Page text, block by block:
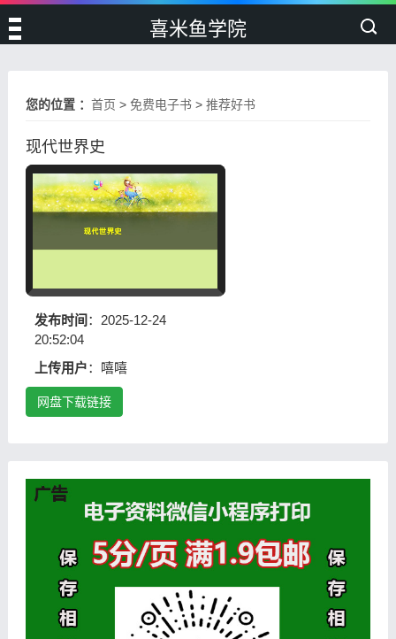
喜米鱼学院
您的位置 ： 首页 > 免费电子书> 推荐好书
现代世界史
发布时间 ：2025-12-24
20:52:04
上传用户：嘻嘻
网盘下载链接